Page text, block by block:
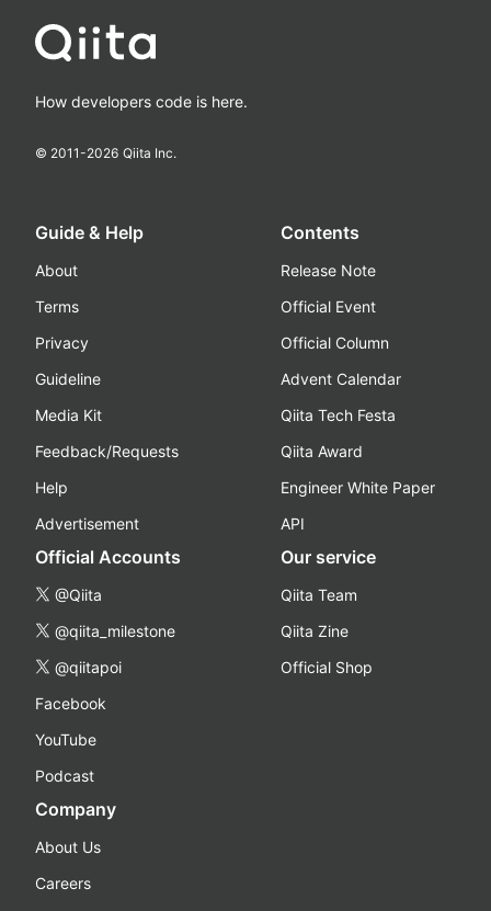
How developers code is here.
© 2011-2026 Qiita Inc.
Guide & Help
About
Terms
Privacy
Guideline
Media Kit
Feedback/Requests
Help
Advertisement
Contents
Release Note
Official Event
Official Column
Advent Calendar
Qiita Tech Festa
Qiita Award
Engineer White Paper
API
Official Accounts
@Qiita
@qiita_milestone
@qiitapoi
Facebook
YouTube
Podcast
Our service
Qiita Team
Qiita Zine
Official Shop
Company
About Us
Careers